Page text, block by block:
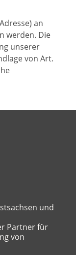
an
werden. Die
unserer
von Art.
und
Partner für
von